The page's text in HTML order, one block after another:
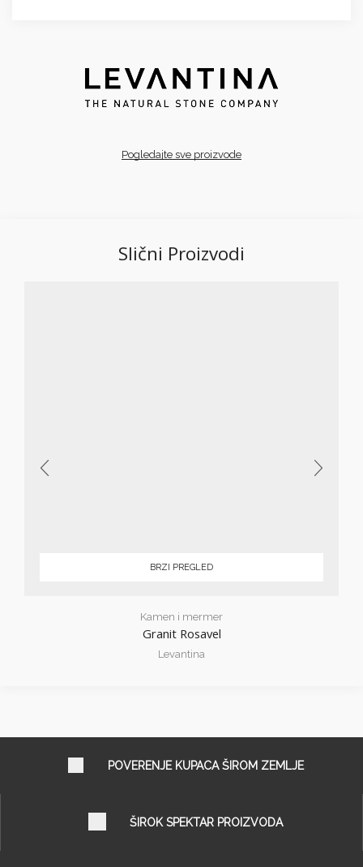
Pogledajte sve proizvode
Slični Proizvodi
BRZI PREGLED
Kamen i mermer
Granit Rosavel
Levantina
POVERENJE KUPACA ŠIROM ZEMLJE
ŠIROK SPEKTAR PROIZVODA